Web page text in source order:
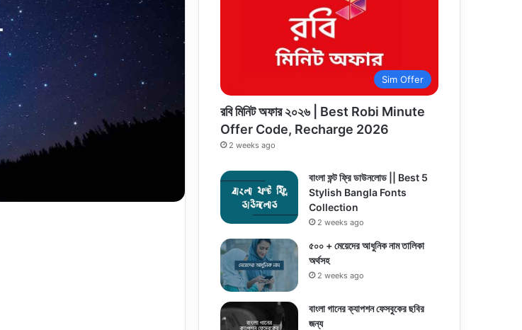
Sim Offer
রবি মিনিট অফার ২০২৬ | Best Robi Minute
Offer Code, Recharge 2026
2 weeks ago
বাংলা ফন্ট ফ্রি ডাউনলোড || Best 5
Stylish Bangla Fonts
Collection
2 weeks ago
৫০০ + মেয়েদের আধুনিক নাম তালিকা
অর্থসহ
2 weeks ago
বাংলা গানের ক্যাপশন ফেসবুকের ছবির
জন্য